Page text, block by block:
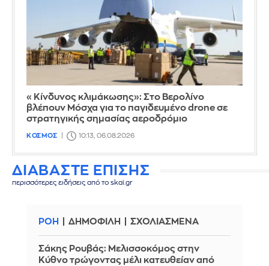
«Κίνδυνος κλιμάκωσης»: Στο Βερολίνο
βλέπουν Μόσχα για το παγιδευμένο drone σε
στρατηγικής σημασίας αεροδρόμιο
ΚΟΣΜΟΣ 10:13, 06.08.2026
ΔΙΑΒΑΣΤΕ ΕΠΙΣΗΣ
περισσότερες ειδήσεις από το skai.gr
ΡΟΗ ΔΗΜΟΦΙΛΗ ΣΧΟΛΙΑΣΜΕΝΑ
Σάκης Ρουβάς: Μελισσοκόμος στην
Κύθνο τρώγοντας μέλι κατευθείαν από